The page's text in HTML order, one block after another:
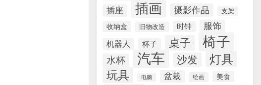
插座 插画 摄影作品 支架
收纳盒 旧物改造 时钟 服饰
机器人 杯子 桌子 椅子
水杯 汽车 沙发 灯具
玩具 电脑 盆栽 绘画 美食